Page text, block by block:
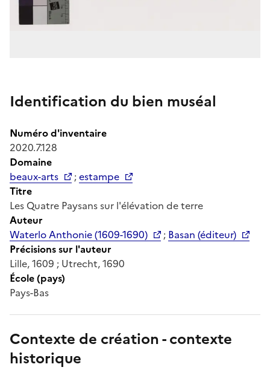
Identification du bien muséal
Numéro d'inventaire
2020.7.128
Domaine
beaux-arts
;estampe
Titre
Les Quatre Paysans sur l'élévation de terre
Auteur
Waterlo Anthonie (1609-1690)
; Basan (éditeur)
Précisions sur l'auteur
Lille, 1609 ; Utrecht, 1690
École (pays)
Pays-Bas
Contexte de création - contexte
historique